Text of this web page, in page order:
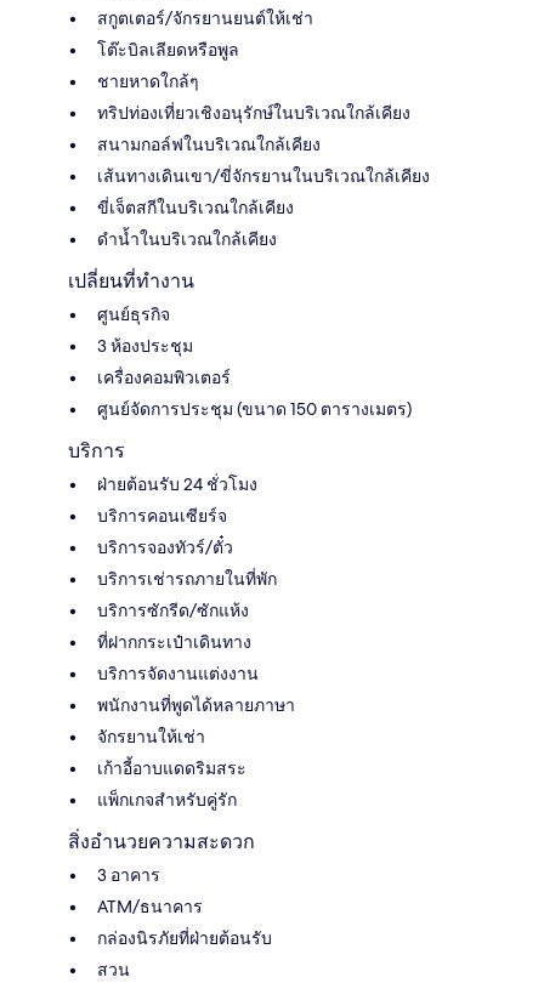
สกูตเตอร์/จักรยานยนต์ให้เช่า
โต๊ะบิลเลียดหรือพูล
ชายหาดใกล้ๆ
ทริปท่องเที่ยวเชิงอนุรักษ์ในบริเวณใกล้เคียง
สนามกอล์ฟในบริเวณใกล้เคียง
เส้นทางเดินเขา/ขี่จักรยานในบริเวณใกล้เคียง
ขี่เจ็ตสกีในบริเวณใกล้เคียง
ดำน้ำในบริเวณใกล้เคียง
เปลี่ยนที่ทำงาน
ศูนย์ธุรกิจ
3 ห้องประชุม
เครื่องคอมพิวเตอร์
ศูนย์จัดการประชุม (ขนาด 150 ตารางเมตร)
บริการ
ฝ่ายต้อนรับ 24 ชั่วโมง
บริการคอนเซียร์จ
บริการจองทัวร์/ตั๋ว
บริการเช่ารถภายในที่พัก
บริการซักรีด/ซักแห้ง
ที่ฝากกระเป๋าเดินทาง
บริการจัดงานแต่งงาน
พนักงานที่พูดได้หลายภาษา
จักรยานให้เช่า
เก้าอี้อาบแดดริมสระ
แพ็กเกจสำหรับคู่รัก
สิ่งอำนวยความสะดวก
3 อาคาร
ATM/ธนาคาร
กล่องนิรภัยที่ฝ่ายต้อนรับ
สวน